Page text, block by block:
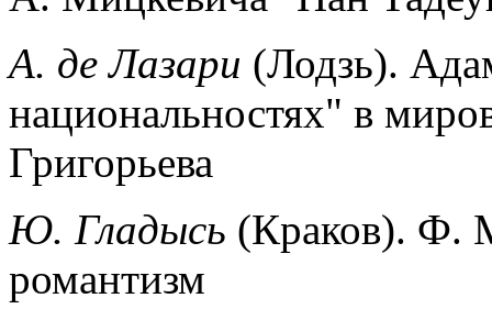
А. де Лазари (Лодзь).
национальнос­тях" в
Григорьева
Ю. Гладысь (Краков). Ф.
роман­тизм